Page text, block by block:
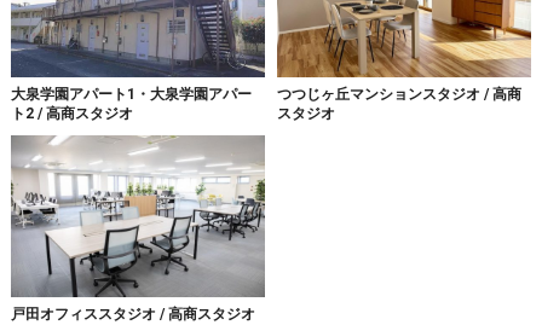
大泉学園アパート1・大泉学園アパー
ト2 / 高商スタジオ
つつじヶ丘マンションスタジオ / 高商
スタジオ
戸田オフィススタジオ / 高商スタジオ